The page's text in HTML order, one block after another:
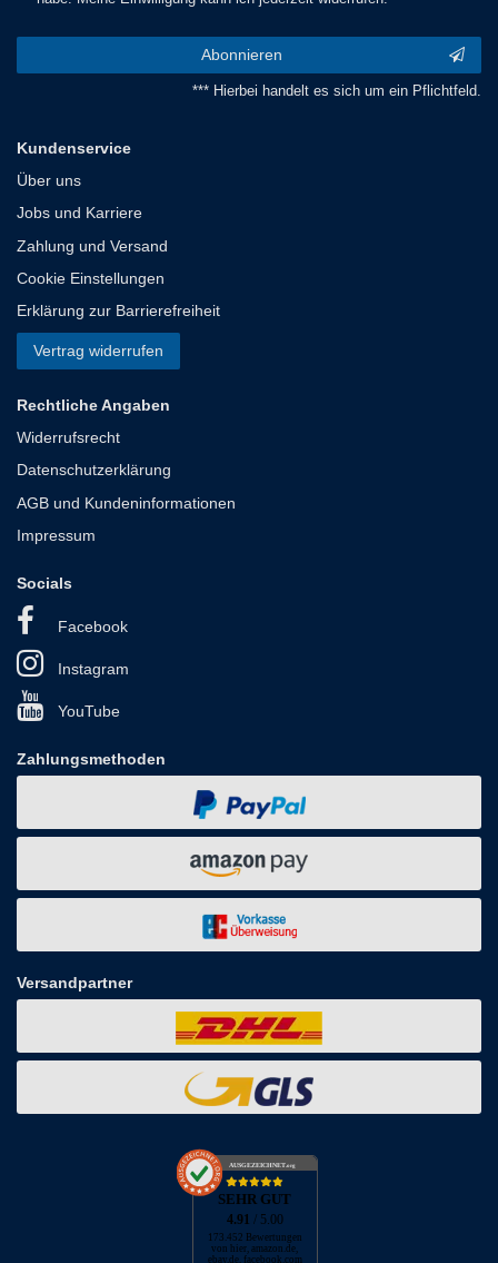
Abonnieren
*** Hierbei handelt es sich um ein Pflichtfeld.
Kundenservice
Über uns
Jobs und Karriere
Zahlung und Versand
Cookie Einstellungen
Erklärung zur Barrierefreiheit
Vertrag widerrufen
Rechtliche Angaben
Widerrufsrecht
Datenschutzerklärung
AGB und Kundeninformationen
Impressum
Socials
Facebook
Instagram
YouTube
Zahlungsmethoden
Versandpartner
AUSGEZEICHNET.org
SEHR GUT
4.91 / 5.00
173.452 Bewertungen
von hier, amazon.de,
ebay.de, facebook.com